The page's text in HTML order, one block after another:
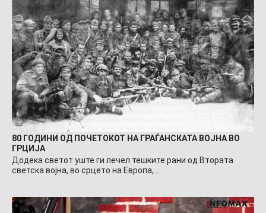
80 ГОДИНИ ОД ПОЧЕТОКОТ НА ГРАЃАНСКАТА ВОЈНА ВО
ГРЦИЈА
Додека светот уште ги лечел тешките рани од Втората
светска војна, во срцето на Европа,…